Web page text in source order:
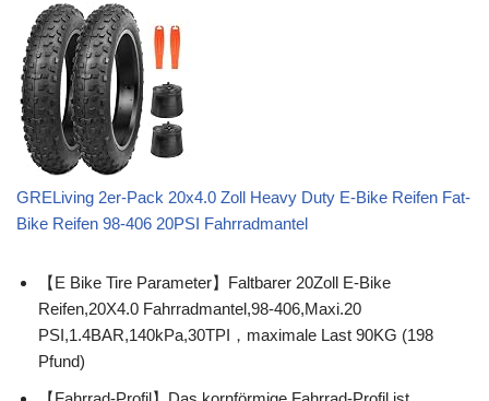
GRELiving 2er-Pack 20x4.0 Zoll Heavy Duty E-Bike Reifen Fat-
Bike Reifen 98-406 20PSI Fahrradmantel
【E Bike Tire Parameter】Faltbarer 20Zoll E-Bike
Reifen,20X4.0 Fahrradmantel,98-406,Maxi.20
PSI,1.4BAR,140kPa,30TPI，maximale Last 90KG (198
Pfund)